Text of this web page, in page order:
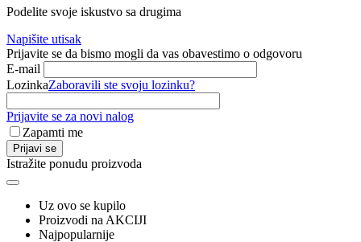
Podelite svoje iskustvo sa drugima
Napišite utisak
Prijavite se da bismo mogli da vas obavestimo o odgovoru
E-mail
LozinkaZaboravili ste svoju lozinku?
Prijavite se za novi nalog
Zapamti me
Prijavi se
Istražite ponudu proizvoda
Uz ovo se kupilo
Proizvodi na AKCIJI
Najpopularnije